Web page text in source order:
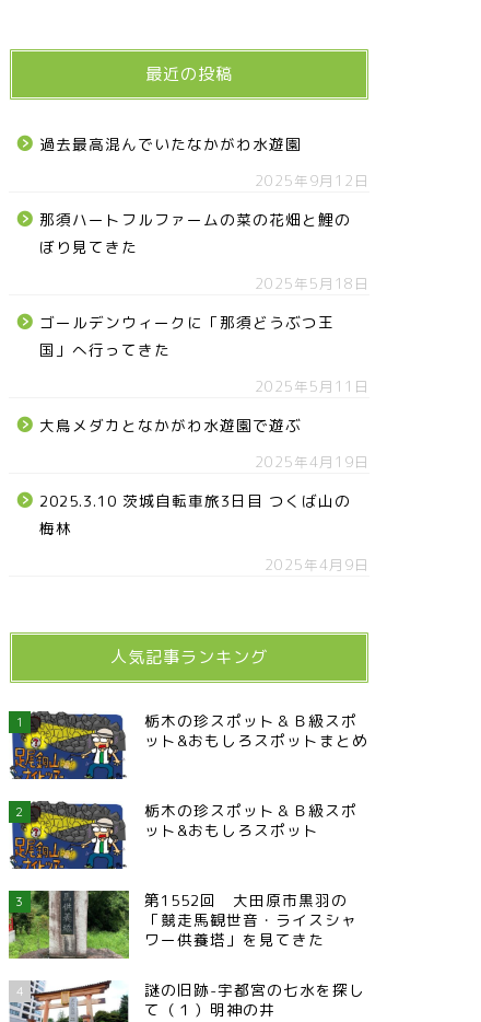
最近の投稿
過去最高混んでいたなかがわ水遊園
2025年9月12日
那須ハートフルファームの菜の花畑と鯉の
ぼり見てきた
2025年5月18日
ゴールデンウィークに「那須どうぶつ王
国」へ行ってきた
2025年5月11日
大鳥メダカとなかがわ水遊園で遊ぶ
2025年4月19日
2025.3.10 茨城自転車旅3日目 つくば山の
梅林
2025年4月9日
人気記事ランキング
1
栃木の珍スポット＆Ｂ級スポ
ット&おもしろスポットまとめ
2
栃木の珍スポット＆Ｂ級スポ
ット&おもしろスポット
3
第1552回 大田原市黒羽の
「競走馬観世音・ライスシャ
ワー供養塔」を見てきた
4
謎の旧跡-宇都宮の七水を探し
て（１）明神の井